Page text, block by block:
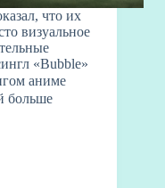
что их
визуальное
«Bubble»
аниме
больше